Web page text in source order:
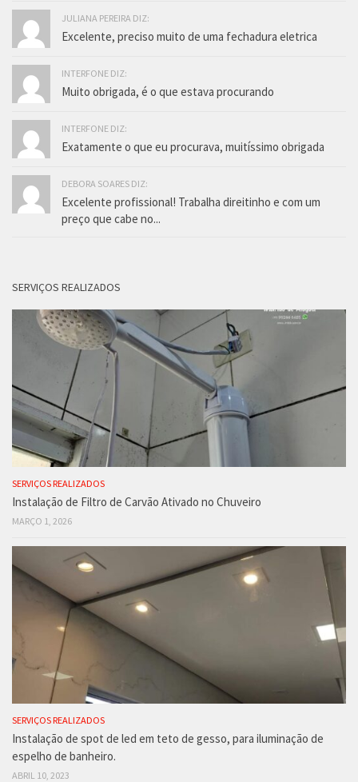
JULIANA PEREIRA DIZ:
Excelente, preciso muito de uma fechadura eletrica
INTERFONE DIZ:
Muito obrigada, é o que estava procurando
INTERFONE DIZ:
Exatamente o que eu procurava, muitíssimo obrigada
DEBORA SOARES DIZ:
Excelente profissional! Trabalha direitinho e com um
preço que cabe no...
SERVIÇOS REALIZADOS
SERVIÇOS REALIZADOS
Instalação de Filtro de Carvão Ativado no Chuveiro
MARÇO 1, 2026
SERVIÇOS REALIZADOS
Instalação de spot de led em teto de gesso, para iluminação de
espelho de banheiro.
ABRIL 10, 2023